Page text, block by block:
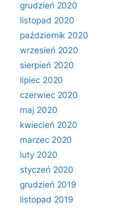
grudzień 2020
listopad 2020
październik 2020
wrzesień 2020
sierpień 2020
lipiec 2020
czerwiec 2020
maj 2020
kwiecień 2020
marzec 2020
luty 2020
styczeń 2020
grudzień 2019
listopad 2019